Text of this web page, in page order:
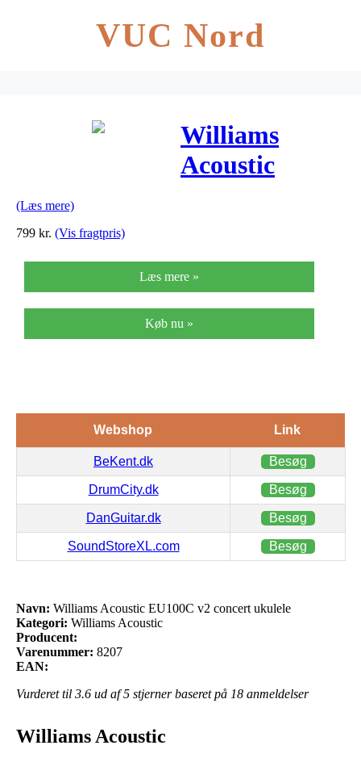
VUC Nord
Williams
Acoustic
ukulele
(Læs mere)
799 kr. (Vis fragtpris)
Læs mere »
Køb nu »
Webshop Link
BeKent.dk Besøg
DrumCity.dk Besøg
DanGuitar.dk Besøg
SoundStoreXL.com Besøg
Navn: Williams Acoustic EU100C v2 concert ukulele
Kategori: Williams Acoustic
Producent:
Varenummer: 8207
EAN:
Vurderet til 3.6 ud af 5 stjerner baseret på 18 anmeldelser
Williams Acoustic